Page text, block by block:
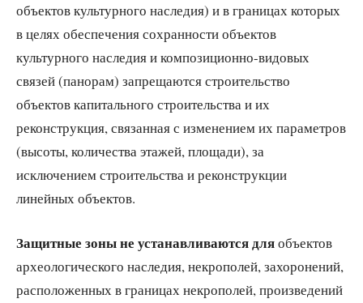
объектов культурного наследия) и в границах которых
в целях обеспечения сохранности объектов
культурного наследия и композиционно-видовых
связей (панорам) запрещаются строительство
объектов капитального строительства и их
реконструкция, связанная с изменением их параметров
(высоты, количества этажей, площади), за
исключением строительства и реконструкции
линейных объектов.
Защитные зоны не устанавливаются дляобъектов
археологического наследия, некрополей, захоронений,
расположенных в границах некрополей, произведений